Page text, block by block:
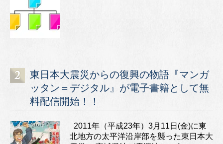
東日本大震災からの復興の物語『マンガ
ッタン＝デジタル』が電子書籍として無
料配信開始！！
2011年（平成23年）3月11日(金)に東
北地方の太平洋沿岸部を襲った東日本大